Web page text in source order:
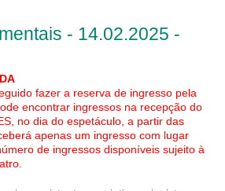
- 14.02.2025 -
fazer a reserva de ingresso pela
encontrar ingressos na recepção do
no dia do espetáculo, a partir das
apenas um ingresso com lugar
de ingressos disponíveis sujeito à